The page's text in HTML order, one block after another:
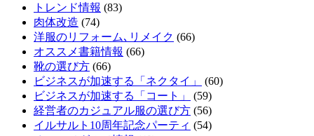
トレンド情報 (83)
肉体改造 (74)
洋服のリフォーム､リメイク (66)
オススメ書籍情報 (66)
靴の選び方 (66)
ビジネスが加速する「ネクタイ」
(60)
ビジネスが加速する「コート」
(59)
経営者のカジュアル服の選び方 (56)
イルサルト10周年記念パーティ (54)